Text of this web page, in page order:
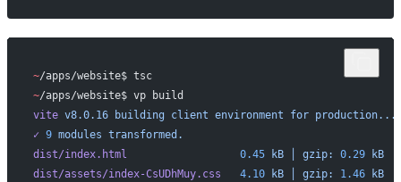
~/apps/website$ tsc
~/apps/website$ vp build
vite v8.0.16 building client environment for production...
✓ 9 modules transformed.
dist/index.html
                  0.45
kB │ gzip: 0.29 kB
dist/assets/index-CsUDhMuy.css
   4.10
kB │ gzip: 1.46 kB